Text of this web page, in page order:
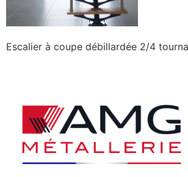
Escalier à coupe débillardée 2/4